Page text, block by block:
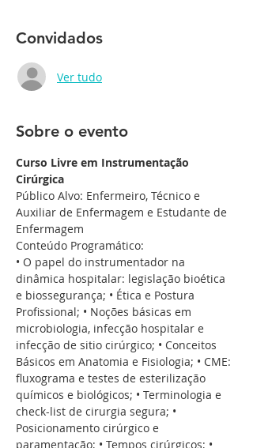
Convidados
Ver tudo
Sobre o evento
Curso Livre em Instrumentação
Cirúrgica
Público Alvo: Enfermeiro, Técnico e
Auxiliar de Enfermagem e Estudante de
Enfermagem
Conteúdo Programático:
• O papel do instrumentador na
dinâmica hospitalar: legislação bioética
e biossegurança; • Ética e Postura
Profissional; • Noções básicas em
microbiologia, infecção hospitalar e
infecção de sitio cirúrgico; • Conceitos
Básicos em Anatomia e Fisiologia; • CME:
fluxograma e testes de esterilização
químicos e biológicos; • Terminologia e
check-list de cirurgia segura; •
Posicionamento cirúrgico e
paramentação; • Tempos cirúrgicos; •